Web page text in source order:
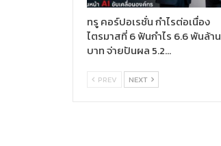
ทรู คอร์ปอเรชั่น กำไรต่อเนื่อง
ไตรมาสที่ 6 ฟันกำไร 6.6 พันล้าน
บาท จ่ายปันผล 5.2…
PREV NEXT